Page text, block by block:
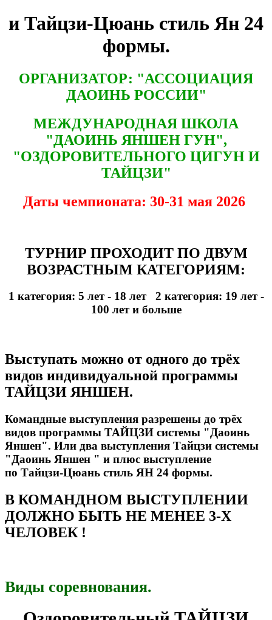
и Тайцзи-Цюань стиль Ян 24
формы.
ОРГАНИЗАТОР: "АССОЦИАЦИЯ
ДАОИНЬ РОССИИ"
МЕЖДУНАРОДНАЯ ШКОЛА
"ДАОИНЬ ЯНШЕН ГУН",
"ОЗДОРОВИТЕЛЬНОГО ЦИГУН И
ТАЙЦЗИ"
Даты чемпионата: 30-31 мая 2026
ТУРНИР ПРОХОДИТ ПО ДВУМ
ВОЗРАСТНЫМ КАТЕГОРИЯМ:
1 категория: 5 лет - 18 лет 2 категория: 19 лет -
100 лет и больше
Выступать можно от одного до трёх
видов индивидуальной программы
ТАЙЦЗИ ЯНШЕН.
Командные выступления разрешены до трёх
видов программы ТАЙЦЗИ системы "Даоинь
Яншен". Или два выступления Тайцзи системы
"Даоинь Яншен " и плюс выступление
по Тайцзи-Цюань стиль ЯН 24 формы.
В КОМАНДНОМ ВЫСТУПЛЕНИИ
ДОЛЖНО БЫТЬ НЕ МЕНЕЕ 3-Х
ЧЕЛОВЕК !
Виды соревнования.